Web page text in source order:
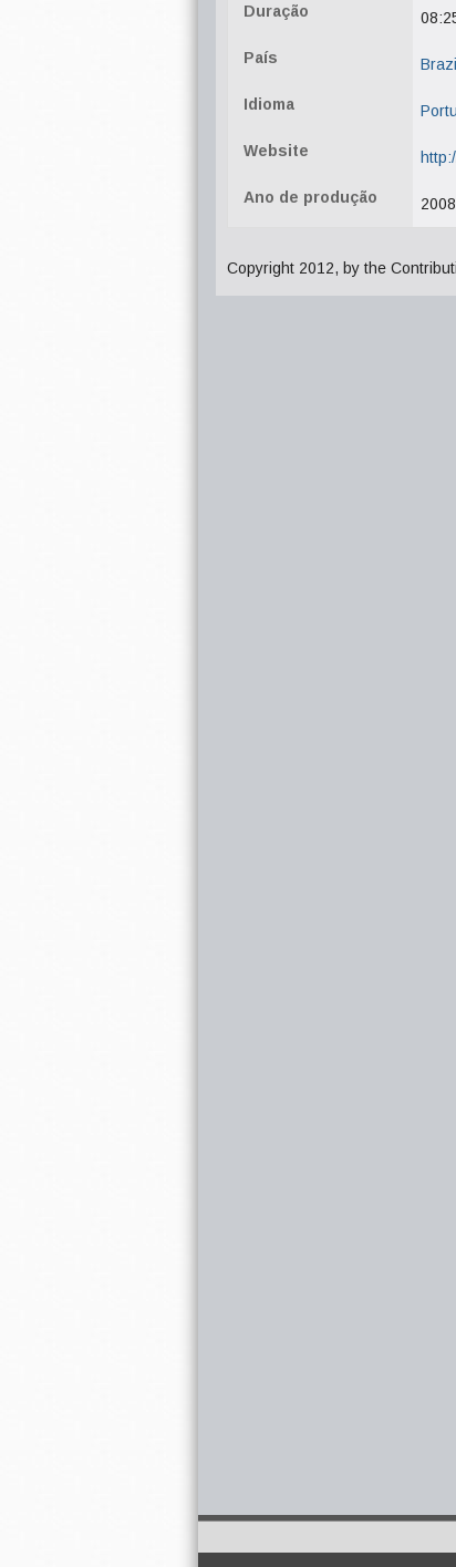
Duração
País Brazil
Idioma
Website
Ano de produção 2008
Copyright 2012, by the